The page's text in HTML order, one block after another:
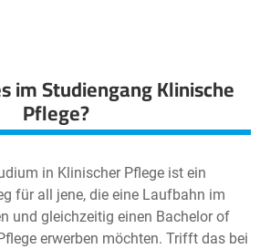
im Studiengang Klinische
Pflege?
in Klinischer Pflege ist ein
für all jene, die eine Laufbahn im
und gleichzeitig einen Bachelor of
erwerben möchten. Trifft das bei